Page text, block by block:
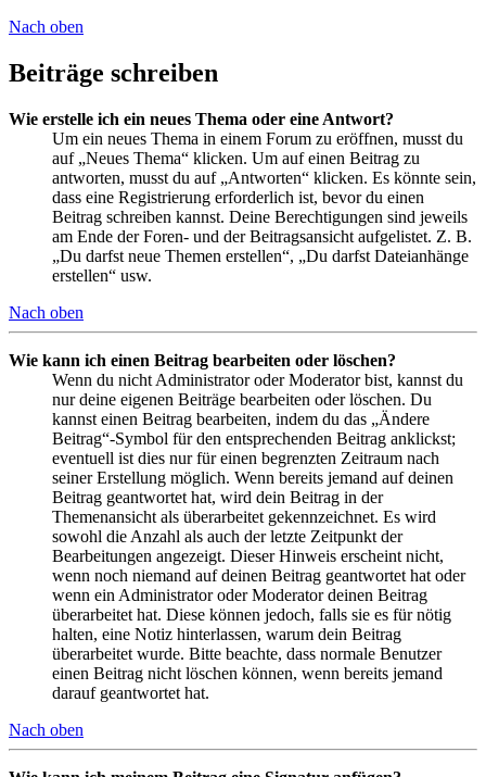
Nach oben
Beiträge schreiben
Wie erstelle ich ein neues Thema oder eine Antwort?
Um ein neues Thema in einem Forum zu eröffnen, musst du
auf „Neues Thema“ klicken. Um auf einen Beitrag zu
antworten, musst du auf „Antworten“ klicken. Es könnte sein,
dass eine Registrierung erforderlich ist, bevor du einen
Beitrag schreiben kannst. Deine Berechtigungen sind jeweils
am Ende der Foren- und der Beitragsansicht aufgelistet. Z. B.
„Du darfst neue Themen erstellen“, „Du darfst Dateianhänge
erstellen“ usw.
Nach oben
Wie kann ich einen Beitrag bearbeiten oder löschen?
Wenn du nicht Administrator oder Moderator bist, kannst du
nur deine eigenen Beiträge bearbeiten oder löschen. Du
kannst einen Beitrag bearbeiten, indem du das „Ändere
Beitrag“-Symbol für den entsprechenden Beitrag anklickst;
eventuell ist dies nur für einen begrenzten Zeitraum nach
seiner Erstellung möglich. Wenn bereits jemand auf deinen
Beitrag geantwortet hat, wird dein Beitrag in der
Themenansicht als überarbeitet gekennzeichnet. Es wird
sowohl die Anzahl als auch der letzte Zeitpunkt der
Bearbeitungen angezeigt. Dieser Hinweis erscheint nicht,
wenn noch niemand auf deinen Beitrag geantwortet hat oder
wenn ein Administrator oder Moderator deinen Beitrag
überarbeitet hat. Diese können jedoch, falls sie es für nötig
halten, eine Notiz hinterlassen, warum dein Beitrag
überarbeitet wurde. Bitte beachte, dass normale Benutzer
einen Beitrag nicht löschen können, wenn bereits jemand
darauf geantwortet hat.
Nach oben